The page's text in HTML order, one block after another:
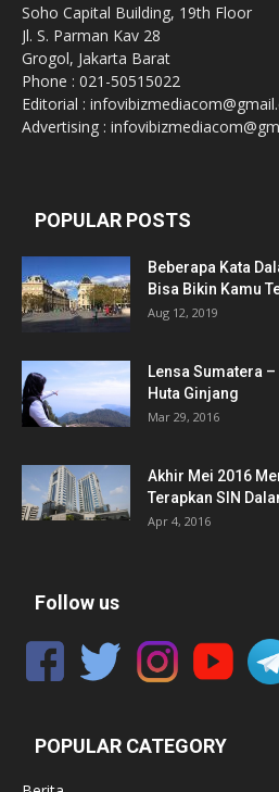
Soho Capital Building, 19th Floor
Jl. S. Parman Kav 28
Grogol, Jakarta Barat
Phone : 021-50515022
Editorial :
Advertising :
POPULAR POSTS
Beberapa Kata
Bisa Bikin Kamu
Aug 12, 2019
Lensa Sumatera
Huta Ginjang
Mar 29, 2016
Akhir Mei 2016
Terapkan SIN
Apr 4, 2016
Follow us
POPULAR CATEGORY